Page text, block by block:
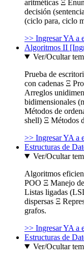
aritméticas Ξ
decisión
(ciclo para, ciclo
>> Ingresar YA a
Algoritmos II
Ver/Ocultar
Prueba de
con cadenas Ξ
Arreglos
bidimensionales
Métodos de
shell) Ξ Métodos
>> Ingresar YA a
Estructuras de
Ver/Ocultar
Algoritmos
POO Ξ Manejo
Listas ligadas
dispersas Ξ
grafos.
>> Ingresar YA a
Estructuras de
Ver/Ocultar